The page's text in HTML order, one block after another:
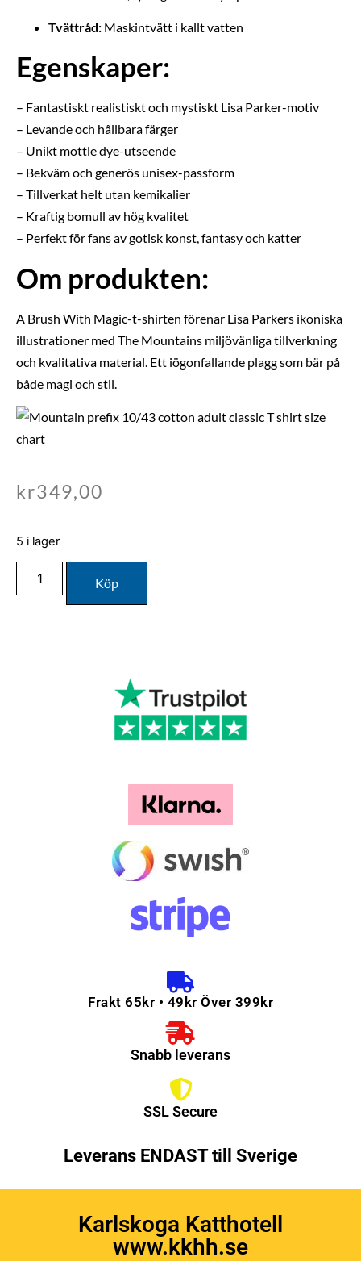
Tvättråd: Maskintvätt i kallt vatten
Egenskaper:
– Fantastiskt realistiskt och mystiskt Lisa Parker-motiv
– Levande och hållbara färger
– Unikt mottle dye-utseende
– Bekväm och generös unisex-passform
– Tillverkat helt utan kemikalier
– Kraftig bomull av hög kvalitet
– Perfekt för fans av gotisk konst, fantasy och katter
Om produkten:
A Brush With Magic-t-shirten förenar Lisa Parkers ikoniska
illustrationer med The Mountains miljövänliga tillverkning
och kvalitativa material. Ett iögonfallande plagg som bär på
både magi och stil.
kr349,00
5 i lager
Köp
Frakt 65kr • 49kr Över 399kr
Snabb leverans
SSL Secure
Leverans ENDAST till Sverige
Karlskoga Katthotell
www.kkhh.se